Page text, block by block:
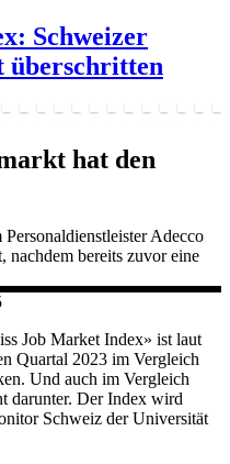
Schweizer
überschritten
hat den
Adecco
nachdem bereits zuvor eine
Job Market Index» ist laut
Quartal 2023 im Vergleich
Und auch im Vergleich
darunter. Der Index wird
Schweiz der Universität